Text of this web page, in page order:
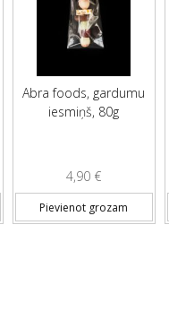
Abra foods, gardumu
iesmiņš, 80g
4,90 €
Pievienot grozam